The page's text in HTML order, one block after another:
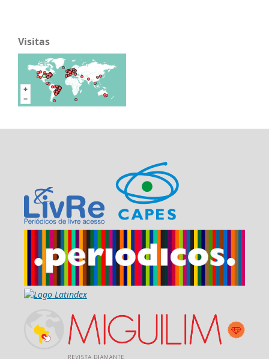
Visitas